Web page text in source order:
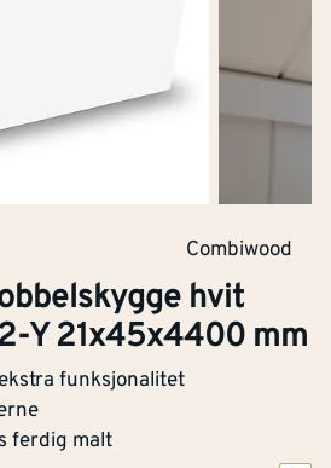
Combiwood
hvit
Y 21x45x4400 mm
funksjonalitet
ferdig malt